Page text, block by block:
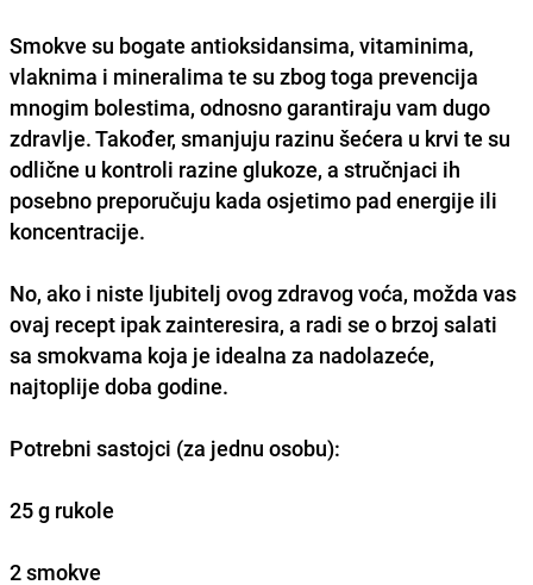
Smokve su bogate antioksidansima, vitaminima,
vlaknima i mineralima te su zbog toga prevencija
mnogim bolestima, odnosno garantiraju vam dugo
zdravlje. Također, smanjuju razinu šećera u krvi te su
odlične u kontroli razine glukoze, a stručnjaci ih
posebno preporučuju kada osjetimo pad energije ili
koncentracije.
No, ako i niste ljubitelj ovog zdravog voća, možda vas
ovaj recept ipak zainteresira, a radi se o brzoj salati
sa smokvama koja je idealna za nadolazeće,
najtoplije doba godine.
Potrebni sastojci (za jednu osobu):
25 g rukole
2 smokve